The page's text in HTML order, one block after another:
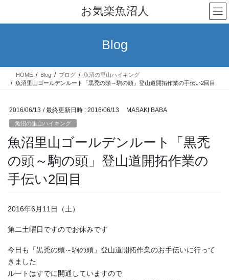
テ
ス
ゲ
ン
お気楽魚沼人
Blog
HOME Blog ブログ
魚沼の里山ハイキング
魚沼里山ゴールデンルート「黒禿の頭～駒の頭」登山道開拓作業の手伝い2回目
2016/06/13 / 最終更新日時 : 2016/06/13 MASAKI BABA
魚沼の里山ハイキング
魚沼里山ゴールデンルート「黒禿
の頭～駒の頭」登山道開拓作業の
手伝い2回目
2016年6月11日（土）
第二土曜日ですのでお休みです
今日も「黒禿の頭～駒の頭」登山道開拓作業のお手伝いに行って
きました
ルートはすでに開通していますので